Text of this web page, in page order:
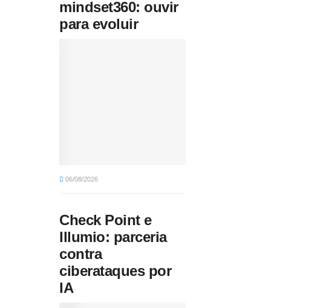
mindset360: ouvir
para evoluir
06/08/2026
Check Point e
Illumio: parceria
contra
ciberataques por
IA